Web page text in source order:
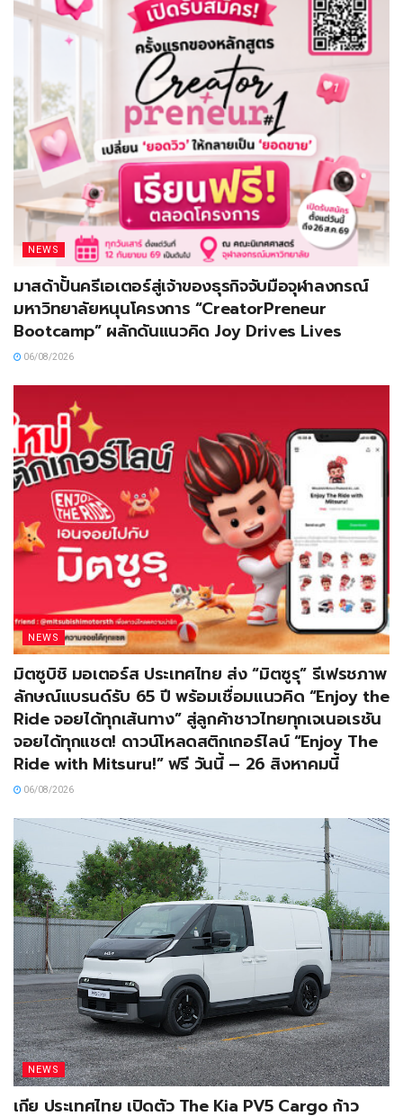
NEWS
มาสด้าปั้นครีเอเตอร์สู่เจ้าของธุรกิจจับมือจุฬาลงกรณ์
มหาวิทยาลัยหนุนโครงการ “CreatorPreneur
Bootcamp” ผลักดันแนวคิด Joy Drives Lives
06/08/2026
NEWS
มิตซูบิชิ มอเตอร์ส ประเทศไทย ส่ง “มิตซูรุ” รีเฟรชภาพ
ลักษณ์แบรนด์รับ 65 ปี พร้อมเชื่อมแนวคิด “Enjoy the
Ride จอยได้ทุกเส้นทาง” สู่ลูกค้าชาวไทยทุกเจเนอเรชัน
จอยได้ทุกแชต! ดาวน์โหลดสติกเกอร์ไลน์ “Enjoy The
Ride with Mitsuru!” ฟรี วันนี้ – 26 สิงหาคมนี้
06/08/2026
NEWS
เกีย ประเทศไทย เปิดตัว The Kia PV5 Cargo ก้าว